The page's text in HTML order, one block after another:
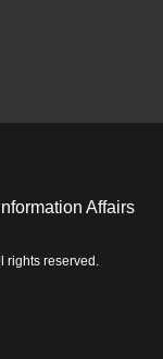
Affairs
rights reserved.